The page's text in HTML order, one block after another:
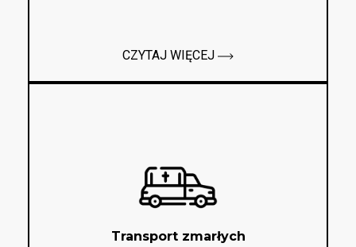
CZYTAJ WIĘCEJ
Transport zmarłych